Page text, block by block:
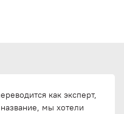
как эксперт,
мы хотели